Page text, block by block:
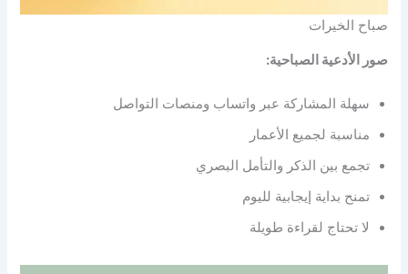
صباح الخيرات
صور الأدعية الصباحية:
سهلة المشاركة عبر واتساب ومنصات التواصل
مناسبة لجميع الأعمار
تجمع بين الذكر والتأمل البصري
تمنح بداية إيجابية لليوم
لا تحتاج لقراءة طويلة